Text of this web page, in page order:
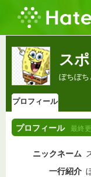
ス
ぼちぼち
プロフィール
プロフィール 最終
ニックネーム
一行紹介